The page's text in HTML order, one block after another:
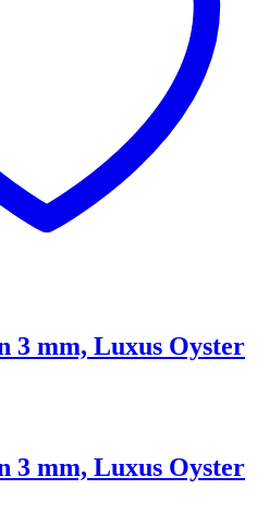
3 mm, Luxus Oyster
3 mm, Luxus Oyster